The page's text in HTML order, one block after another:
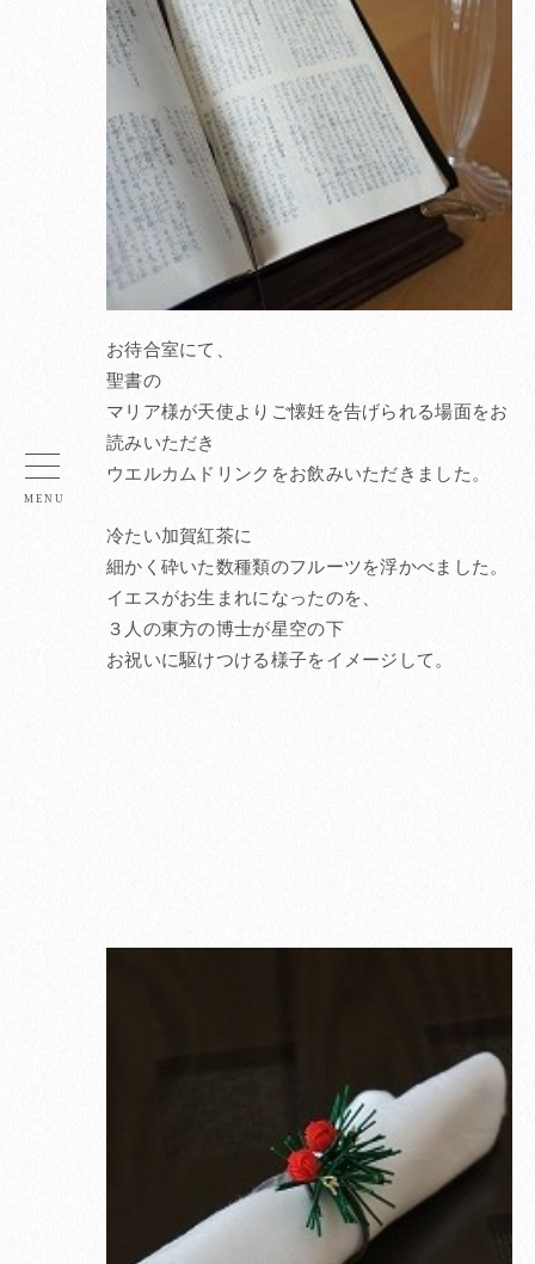
お待合室にて、
聖書の
マリア様が天使よりご懐妊を告げられる場面をお
読みいただき
ウエルカムドリンクをお飲みいただきました。
冷たい加賀紅茶に
細かく砕いた数種類のフルーツを浮かべました。
イエスがお生まれになったのを、
３人の東方の博士が星空の下
お祝いに駆けつける様子をイメージして。